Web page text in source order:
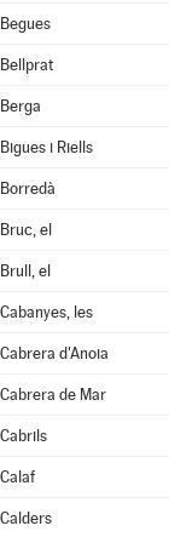
Begues
Bellprat
Berga
Bigues i Riells
Borredà
Bruc, el
Brull, el
Cabanyes, les
Cabrera d'Anoia
Cabrera de Mar
Cabrils
Calaf
Calders